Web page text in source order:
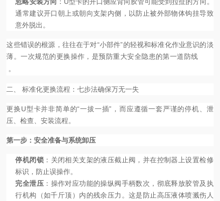
通常建议开口朝上或朝向支架内侧，以防止被外部物体钩挂导致
意外脱出。
这些错误的根源，往往在于对“小部件”的轻视和标准化作业意识的淡
薄。一次规范的更换操作，是预防重大安全隐患的第一道防线
。
二、 标准化更换流程：七步法确保万无一失
更换U型卡并非简单的“一拔一插”，而应遵循一套严谨的停机、泄
压、检查、安装流程。
第一步：安全准备与系统卸压
停机闭锁 ：关闭相关支架的液压截止阀，并在控制器上设置检修
标识，防止误操作。
完全泄压 ：操作对应功能的操纵阀手柄数次，彻底释放胶管及执
行机构（如千斤顶）内的残余压力。这是防止高压液体喷溅伤人